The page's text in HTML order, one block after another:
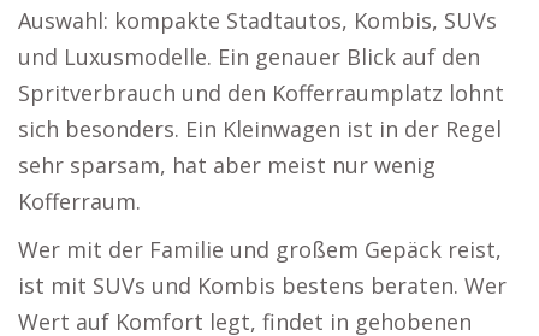
Auswahl: kompakte Stadtautos, Kombis, SUVs
und Luxusmodelle. Ein genauer Blick auf den
Spritverbrauch und den Kofferraumplatz lohnt
sich besonders. Ein Kleinwagen ist in der Regel
sehr sparsam, hat aber meist nur wenig
Kofferraum.
Wer mit der Familie und großem Gepäck reist,
ist mit SUVs und Kombis bestens beraten. Wer
Wert auf Komfort legt, findet in gehobenen